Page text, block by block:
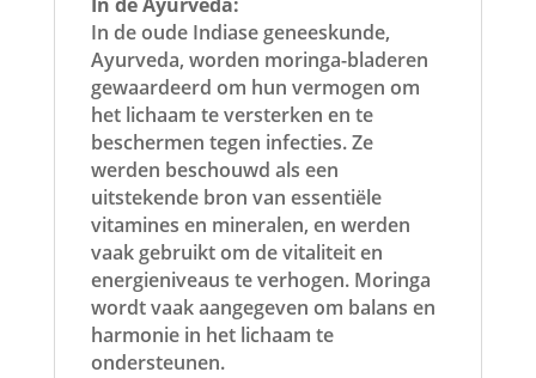
In de oude Indiase geneeskunde,
Ayurveda, worden moringa-bladeren
gewaardeerd om hun vermogen om
het lichaam te versterken en te
beschermen tegen infecties. Ze
werden beschouwd als een
uitstekende bron van essentiële
vitamines en mineralen, en werden
vaak gebruikt om de vitaliteit en
energieniveaus te verhogen. Moringa
wordt vaak aangegeven om balans en
harmonie in het lichaam te
ondersteunen.